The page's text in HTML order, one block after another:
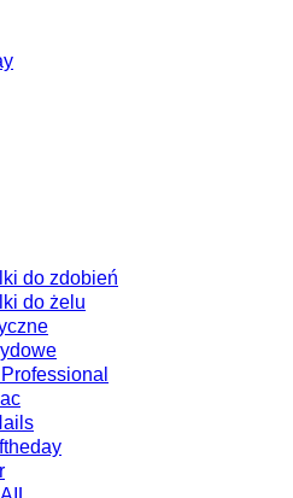
do zdobień
do żelu